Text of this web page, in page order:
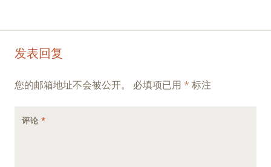
Post
navigation
发表回复
您的邮箱地址不会被公开。 必填项已用 * 标注
评论 *